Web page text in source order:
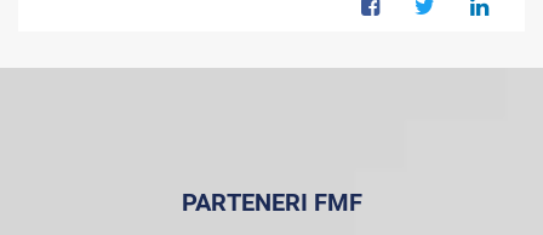
PARTENERI FMF